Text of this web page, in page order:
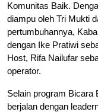
Komunitas Baik.
diampu oleh Tri Mukti
pertumbuhannya,
dengan Ike Pratiwi
Host, Rifa Nailufar
operator.
Selain program Bicara
berjalan dengan